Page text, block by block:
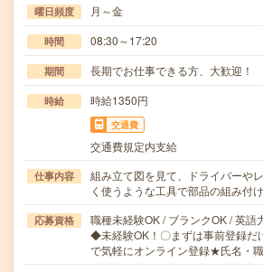
曜日頻度 月～金
時間 08:30～17:20
期間 長期でお仕事できる方、大歓迎！
時給 時給1350円
交通費
交通費規定内支給
仕事内容
組み立て図を見て、ドライバーや
く使うような工具で部品の組み付
応募資格
職種未経験OK / ブランクOK / 英語
◆未経験OK！〇まずは事前登録だ
で気軽にオンライン登録★氏名・